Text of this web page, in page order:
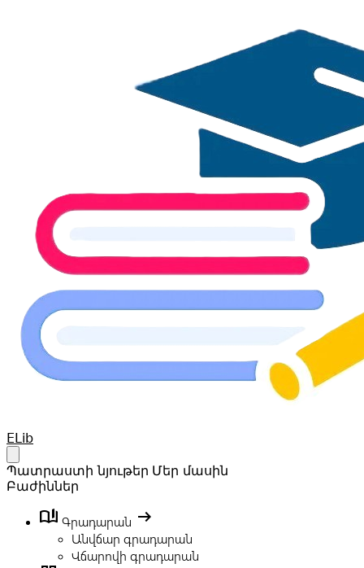
Your Company
ELib
Պատրաստի նյութեր Մեր մասին
Բաժիններ
book_ribbon Գրադարան arrow_right_alt
Անվճար գրադարան
Վճարովի գրադարան